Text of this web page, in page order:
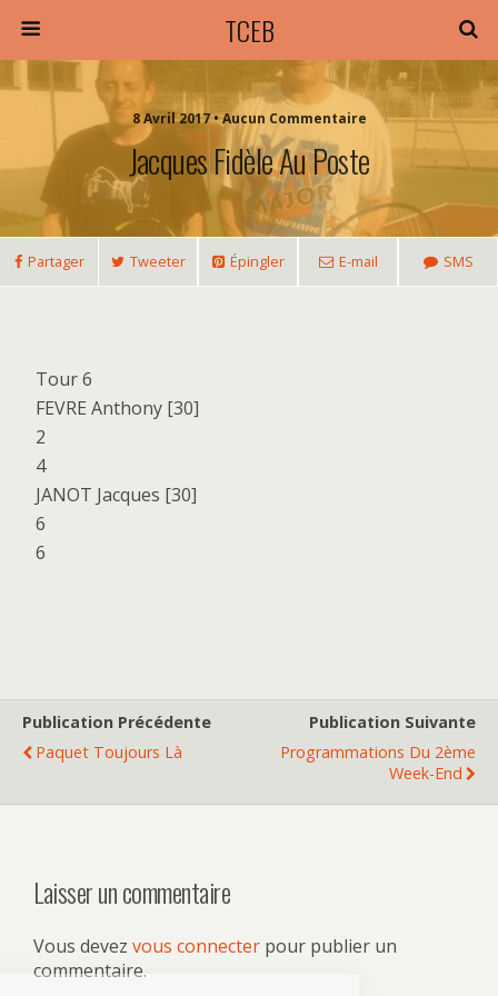
TCEB
8 Avril 2017 • Aucun Commentaire
Jacques Fidèle Au Poste
Partager Tweeter Épingler E-mail SMS
Tour 6
FEVRE Anthony [30]
2
4
JANOT Jacques [30]
6
6
Publication Précédente
Paquet Toujours Là
Publication Suivante
Programmations Du 2ème
Week-End
Laisser un commentaire
Vous devez vous connecter pour publier un
commentaire.